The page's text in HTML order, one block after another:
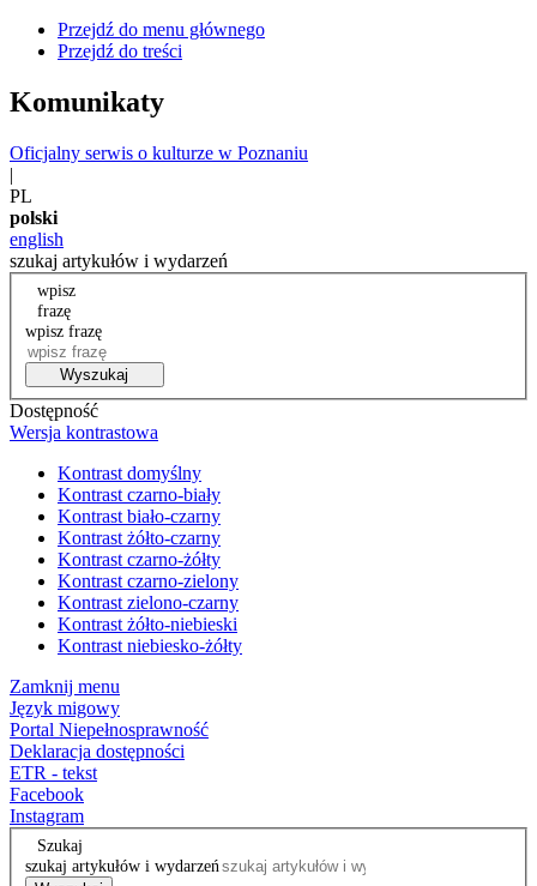
Przejdź do menu głównego
Przejdź do treści
Komunikaty
Oficjalny serwis o kulturze w Poznaniu
|
PL
polski
english
szukaj artykułów i wydarzeń
wpisz
frazę
wpisz frazę
Wyszukaj
Dostępność
Wersja kontrastowa
Kontrast domyślny
Kontrast czarno-biały
Kontrast biało-czarny
Kontrast żółto-czarny
Kontrast czarno-żółty
Kontrast czarno-zielony
Kontrast zielono-czarny
Kontrast żółto-niebieski
Kontrast niebiesko-żółty
Zamknij menu
Język migowy
Portal Niepełnosprawność
Deklaracja dostępności
ETR - tekst
Facebook
Instagram
Szukaj
szukaj artykułów i wydarzeń